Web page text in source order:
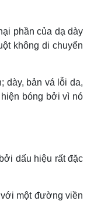
phần của dạ dày
không di chuyển
dày, bản vá lỗi da,
hiện bóng bởi vì nó
dấu hiệu rất đặc
một đường viền